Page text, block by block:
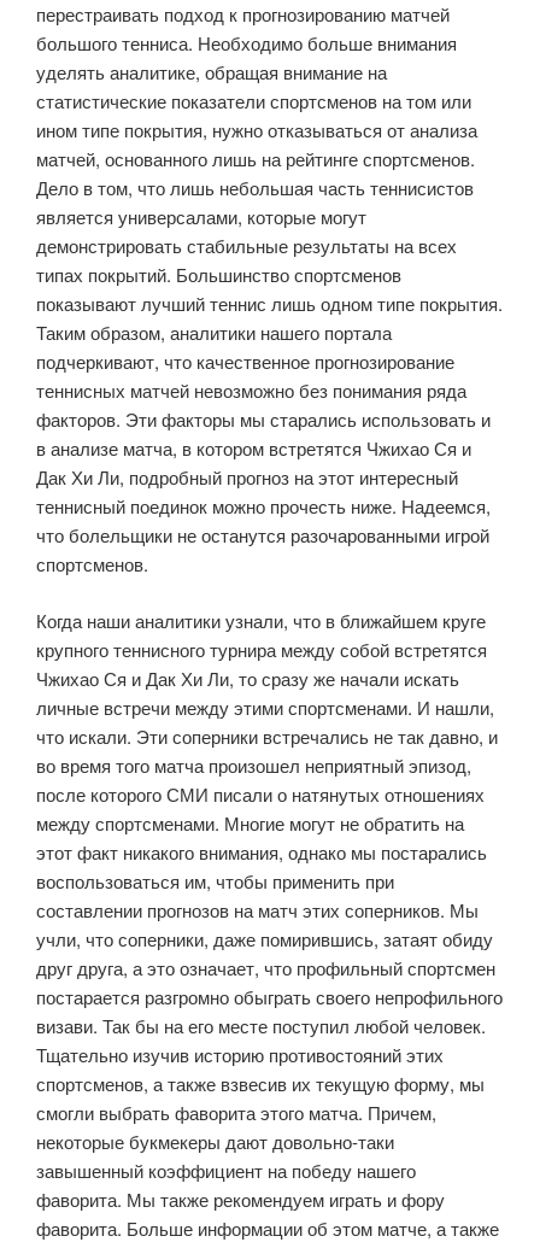
перестраивать подход к прогнозированию матчей
большого тенниса. Необходимо больше внимания
уделять аналитике, обращая внимание на
статистические показатели спортсменов на том или
ином типе покрытия, нужно отказываться от анализа
матчей, основанного лишь на рейтинге спортсменов.
Дело в том, что лишь небольшая часть теннисистов
является универсалами, которые могут
демонстрировать стабильные результаты на всех
типах покрытий. Большинство спортсменов
показывают лучший теннис лишь одном типе покрытия.
Таким образом, аналитики нашего портала
подчеркивают, что качественное прогнозирование
теннисных матчей невозможно без понимания ряда
факторов. Эти факторы мы старались использовать и
в анализе матча, в котором встретятся Чжихао Ся и
Дак Хи Ли, подробный прогноз на этот интересный
теннисный поединок можно прочесть ниже. Надеемся,
что болельщики не останутся разочарованными игрой
спортсменов.
Когда наши аналитики узнали, что в ближайшем круге
крупного теннисного турнира между собой встретятся
Чжихао Ся и Дак Хи Ли, то сразу же начали искать
личные встречи между этими спортсменами. И нашли,
что искали. Эти соперники встречались не так давно, и
во время того матча произошел неприятный эпизод,
после которого СМИ писали о натянутых отношениях
между спортсменами. Многие могут не обратить на
этот факт никакого внимания, однако мы постарались
воспользоваться им, чтобы применить при
составлении прогнозов на матч этих соперников. Мы
учли, что соперники, даже помирившись, затаят обиду
друг друга, а это означает, что профильный спортсмен
постарается разгромно обыграть своего непрофильного
визави. Так бы на его месте поступил любой человек.
Тщательно изучив историю противостояний этих
спортсменов, а также взвесив их текущую форму, мы
смогли выбрать фаворита этого матча. Причем,
некоторые букмекеры дают довольно-таки
завышенный коэффициент на победу нашего
фаворита. Мы также рекомендуем играть и фору
фаворита. Больше информации об этом матче, а также